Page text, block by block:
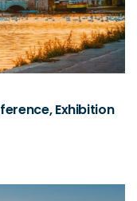
Exhibition